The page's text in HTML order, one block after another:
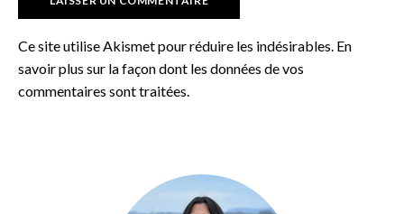
Ce site utilise Akismet pour réduire les indésirables. En
savoir plus sur la façon dont les données de vos
commentaires sont traitées.